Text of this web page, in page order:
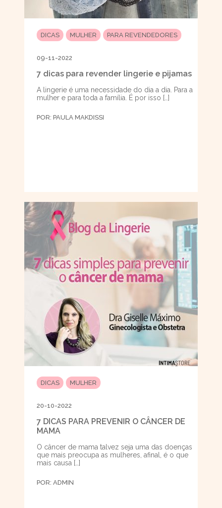
DICAS MULHER PARA REVENDEDORES
09-11-2022
7 dicas para revender lingerie e pijamas
A lingerie é uma necessidade do dia a dia. Para a
mulher e para toda a família. É por isso […]
POR: PAULA MAKDISSI
DICAS MULHER
20-10-2022
7 DICAS PARA PREVENIR O CÂNCER DE
MAMA
O câncer de mama talvez seja uma das doenças
que mais preocupa as mulheres, afinal, é o que
mais causa […]
POR: ADMIN